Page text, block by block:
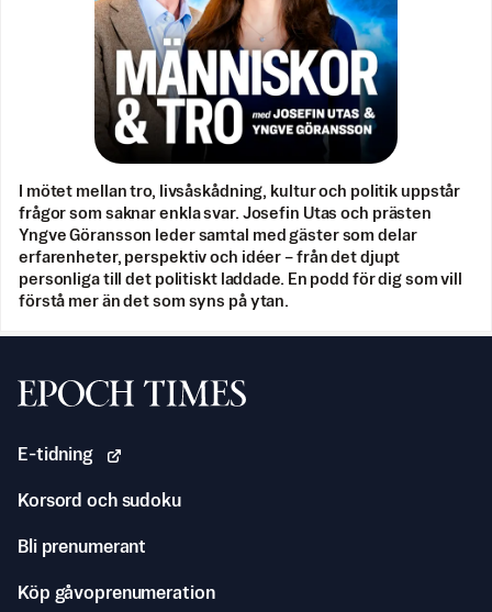
I mötet mellan tro, livsåskådning, kultur och politik uppstår
frågor som saknar enkla svar. Josefin Utas och prästen
Yngve Göransson leder samtal med gäster som delar
erfarenheter, perspektiv och idéer – från det djupt
personliga till det politiskt laddade. En podd för dig som vill
förstå mer än det som syns på ytan.
Svenska Epoch Times
E-tidning
Korsord och sudoku
Bli prenumerant
Köp gåvoprenumeration